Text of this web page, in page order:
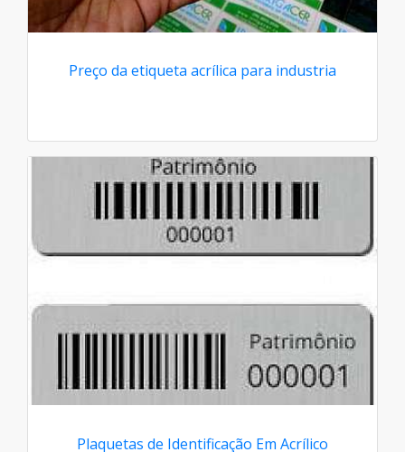
Preço da etiqueta acrílica para industria
Plaquetas de Identificação Em Acrílico